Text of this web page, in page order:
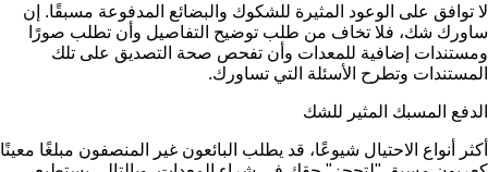
لا توافق على الوعود المثيرة للشكوك والبضائع المدفوعة مسبقًا. إن
ساورك شك، فلا تخاف من طلب توضيح التفاصيل وأن تطلب صورًا
ومستندات إضافية للمعدات وأن تفحص صحة التصديق على تلك
المستندات وتطرح الأسئلة التي تساورك.
الدفع المسبك المثير للشك
أكثر أنواع الاحتيال شيوعًا، قد يطلب البائعون غير المنصفون مبلغًا معينًا